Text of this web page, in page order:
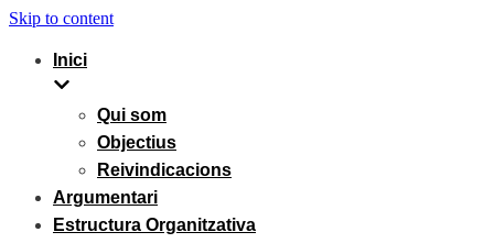
Skip to content
Inici
Qui som
Objectius
Reivindicacions
Argumentari
Estructura Organitzativa